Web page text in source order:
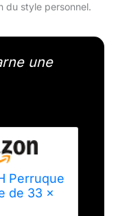
du style personnel.
une
Perruque
de 33 x